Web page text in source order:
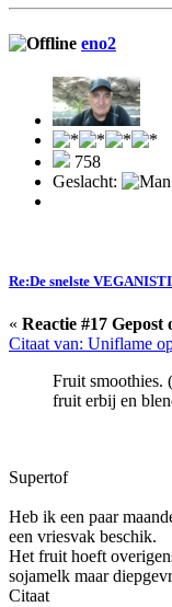
eno2
758
Geslacht:
Re:De snelste
« Reactie #17 Gepost
Citaat van: Uniflame
Fruit smoothies.
fruit erbij en
Supertof
Heb ik een paar
een vriesvak beschik.
Het fruit hoeft
sojamelk maar
Citaat